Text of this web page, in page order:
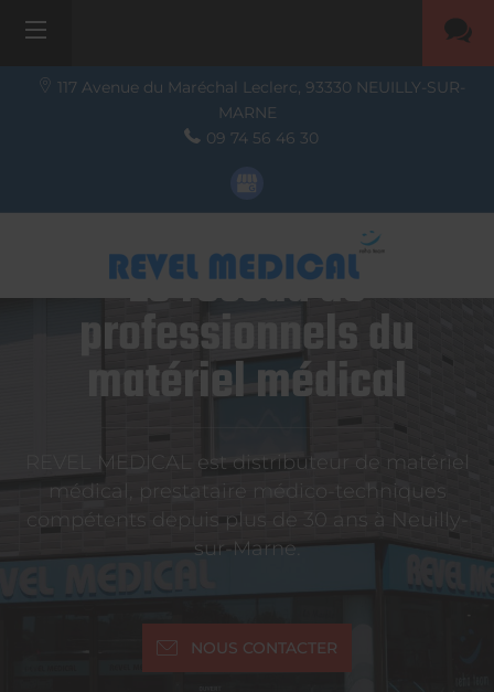
117 Avenue du Maréchal Leclerc, 93330 NEUILLY-SUR-
MARNE
09 74 56 46 30
Le réseau de
professionnels du
matériel médical
REVEL MEDICAL est distributeur de matériel
médical, prestataire médico-techniques
compétents depuis plus de 30 ans à Neuilly-
sur-Marne.
NOUS CONTACTER